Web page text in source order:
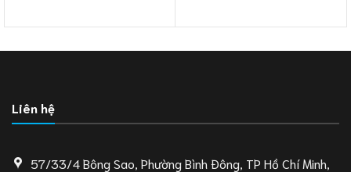
Liên hệ
57/33/4 Bông Sao, Phường Bình Đông, TP Hồ Chí Minh,